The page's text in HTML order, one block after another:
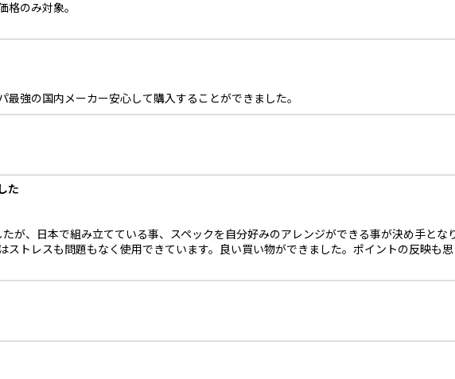
格のみ対象。
最強の国内メーカー安心して購入することができました。
た
が、日本で組み立てている事、スペックを自分好みのアレンジができる事が決め手とな
ストレスも問題もなく使用できています。良い買い物ができました。ポイントの反映も